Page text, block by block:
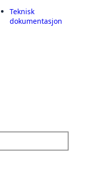
Teknisk
dokumentasjon